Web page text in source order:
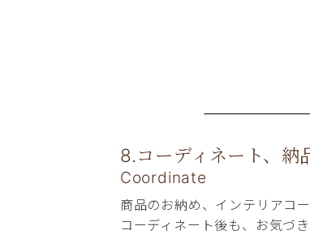
8.コーディネート、納
Coordinate
商品のお納め、インテリアコ
コーディネート後も、お気づ